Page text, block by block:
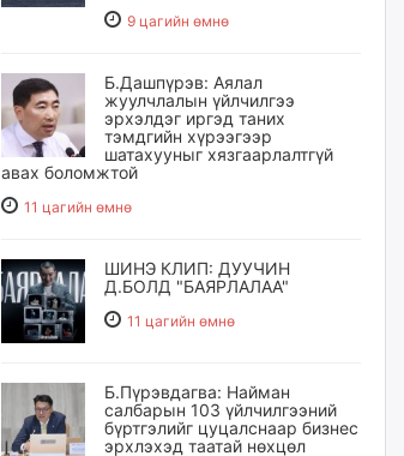
9 цагийн өмнө
Б.Дашпүрэв: Аялал
жуулчлалын үйлчилгээ
эрхэлдэг иргэд таних
тэмдгийн хүрээгээр
шатахууныг хязгаарлалтгүй
авах боломжтой
11 цагийн өмнө
ШИНЭ КЛИП: ДУУЧИН
Д.БОЛД "БАЯРЛАЛАА"
11 цагийн өмнө
Б.Пүрэвдагва: Найман
салбарын 103 үйлчилгээний
бүртгэлийг цуцалснаар бизнес
эрхлэхэд таатай нөхцөл